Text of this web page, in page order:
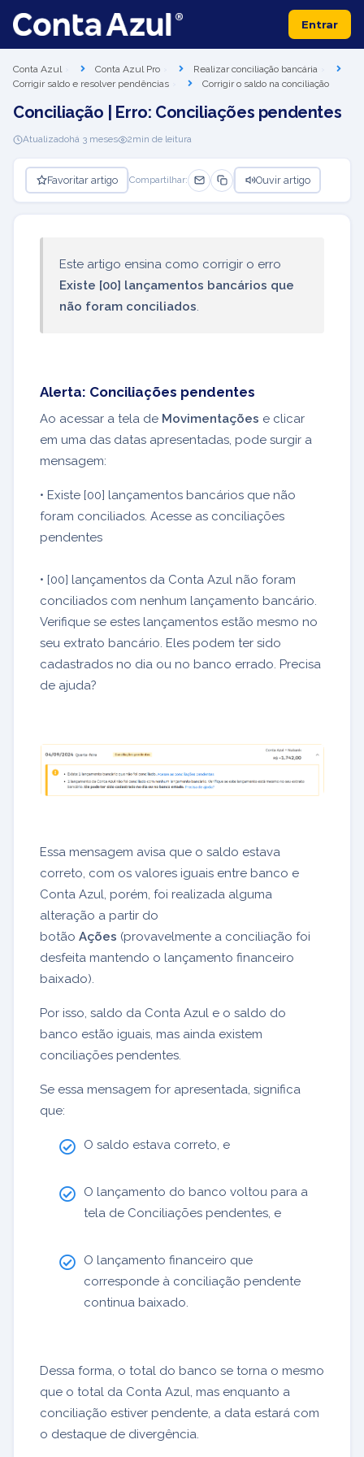
Entrar
Conta Azul Conta Azul Pro
Realizar conciliação bancária
Corrigir saldo e resolver pendências
Corrigir o saldo na conciliação
Conciliação | Erro: Conciliações pendentes
Atualizadohá 3 meses 2min de leitura
Favoritar artigo Compartilhar: Ouvir artigo
Este artigo ensina como corrigir o erro
Existe [00] lançamentos bancários que
não foram conciliados.
Alerta: Conciliações pendentes
Ao acessar a tela de Movimentações e clicar
em uma das datas apresentadas, pode surgir a
mensagem:
• Existe [00] lançamentos bancários que não
foram conciliados. Acesse as conciliações
pendentes
• [00] lançamentos da Conta Azul não foram
conciliados com nenhum lançamento bancário.
Verifique se estes lançamentos estão mesmo no
seu extrato bancário. Eles podem ter sido
cadastrados no dia ou no banco errado. Precisa
de ajuda?
Essa mensagem avisa que o saldo estava
correto, com os valores iguais entre banco e
Conta Azul, porém, foi realizada alguma
alteração a partir do
botão Ações (provavelmente a conciliação foi
desfeita mantendo o lançamento financeiro
baixado).
Por isso, saldo da Conta Azul e o saldo do
banco estão iguais, mas ainda existem
conciliações pendentes.
Se essa mensagem for apresentada, significa
que:
O saldo estava correto, e
O lançamento do banco voltou para a
tela de Conciliações pendentes, e
O lançamento financeiro que
corresponde à conciliação pendente
continua baixado.
Dessa forma, o total do banco se torna o mesmo
que o total da Conta Azul, mas enquanto a
conciliação estiver pendente, a data estará com
o destaque de divergência.